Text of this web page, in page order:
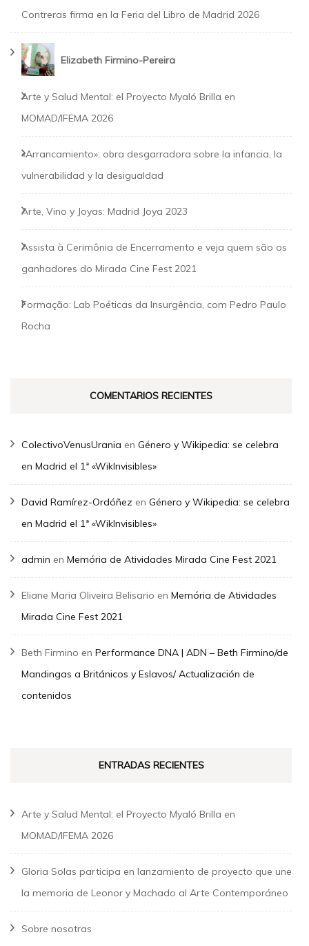
Contreras firma en la Feria del Libro de Madrid 2026
Elizabeth Firmino-Pereira
Arte y Salud Mental: el Proyecto Myaló Brilla en
MOMAD/IFEMA 2026
«Arrancamiento»: obra desgarradora sobre la infancia, la
vulnerabilidad y la desigualdad
Arte, Vino y Joyas: Madrid Joya 2023
Assista à Cerimônia de Encerramento e veja quem são os
ganhadores do Mirada Cine Fest 2021
Formação: Lab Poéticas da Insurgência, com Pedro Paulo
Rocha
COMENTARIOS RECIENTES
ColectivoVenusUrania en Género y Wikipedia: se celebra
en Madrid el 1ª «WikInvisibles»
David Ramírez-Ordóñez en Género y Wikipedia: se celebra
en Madrid el 1ª «WikInvisibles»
admin en Memória de Atividades Mirada Cine Fest 2021
Eliane Maria Oliveira Belisario en Memória de Atividades
Mirada Cine Fest 2021
Beth Firmino en Performance DNA | ADN – Beth Firmino/de
Mandingas a Británicos y Eslavos/ Actualización de
contenidos
ENTRADAS RECIENTES
Arte y Salud Mental: el Proyecto Myaló Brilla en
MOMAD/IFEMA 2026
Gloria Solas participa en lanzamiento de proyecto que une
la memoria de Leonor y Machado al Arte Contemporáneo
Sobre nosotras